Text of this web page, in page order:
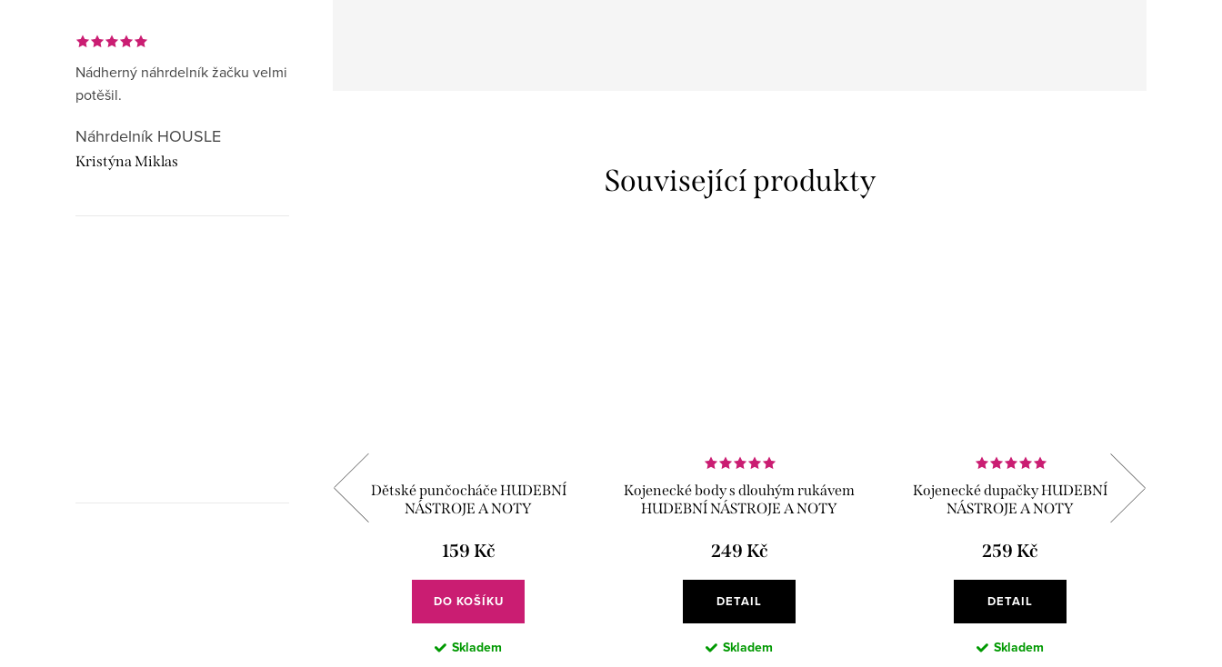
Nádherný náhrdelník žačku velmi
potěšil.
Náhrdelník HOUSLE
Kristýna Miklas
Související produkty
Dětské punčocháče HUDEBNÍ
NÁSTROJE A NOTY
159 Kč
DO KOŠÍKU
Skladem
Kojenecké body s dlouhým rukávem
HUDEBNÍ NÁSTROJE A NOTY
249 Kč
DETAIL
Skladem
Kojenecké dupačky HUDEBNÍ
NÁSTROJE A NOTY
259 Kč
DETAIL
Skladem